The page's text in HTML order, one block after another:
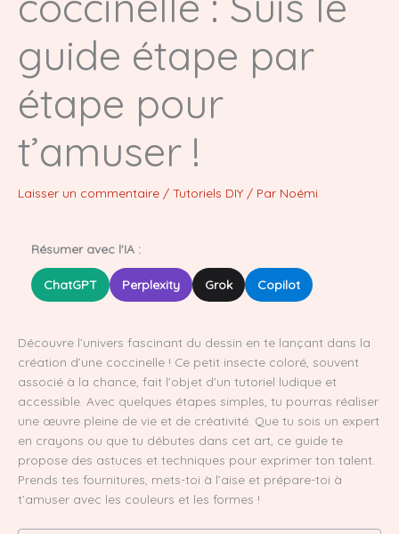
guide étape par
étape pour
t’amuser !
Laisser un commentaire / Tutoriels DIY / Par Noémi
Résumer avec l'IA :
ChatGPT Perplexity Grok Copilot
Découvre l’univers fascinant du dessin en te lançant dans la
création d’une coccinelle ! Ce petit insecte coloré, souvent
associé à la chance, fait l’objet d’un tutoriel ludique et
accessible. Avec quelques étapes simples, tu pourras réaliser
une œuvre pleine de vie et de créativité. Que tu sois un expert
en crayons ou que tu débutes dans cet art, ce guide te
propose des astuces et techniques pour exprimer ton talent.
Prends tes fournitures, mets-toi à l’aise et prépare-toi à
t’amuser avec les couleurs et les formes !